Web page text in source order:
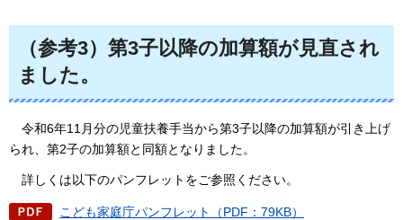
（参考3） 第3子以降の加算額が見直され
ました。
令和6年11月分の児童扶養手当から第3子以降の加算額が引き上げ
られ、第2子の加算額と同額となりました。
詳しくは以下のパンフレットをご参照ください。
こども家庭庁パンフレット（PDF：79KB）